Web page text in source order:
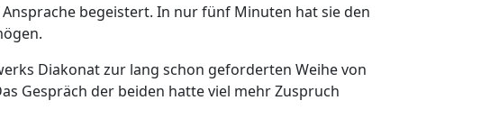
begeistert. In nur fünf Minuten hat sie den
Diakonat zur lang schon geforderten Weihe von
Gespräch der beiden hatte viel mehr Zuspruch